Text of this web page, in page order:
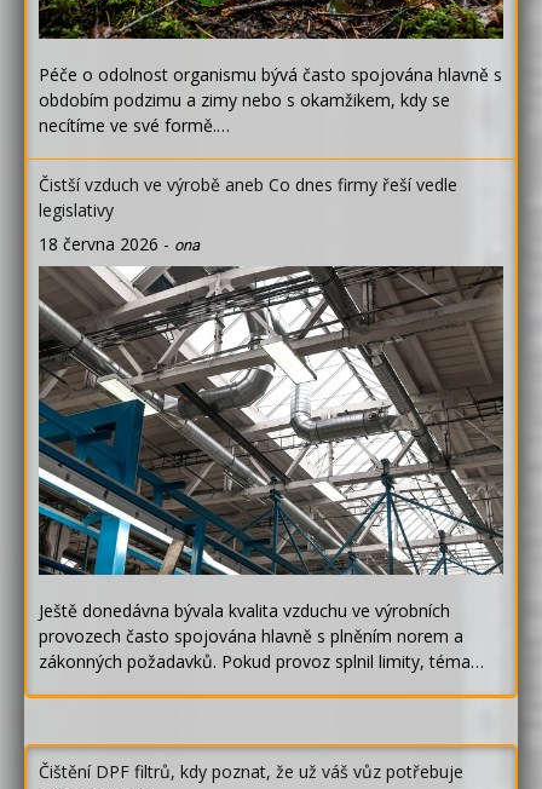
Péče o odolnost organismu bývá často spojována hlavně s
obdobím podzimu a zimy nebo s okamžikem, kdy se
necítíme ve své formě.…
Čistší vzduch ve výrobě aneb Co dnes firmy řeší vedle
legislativy
18 června 2026 - ona
Ještě donedávna bývala kvalita vzduchu ve výrobních
provozech často spojována hlavně s plněním norem a
zákonných požadavků. Pokud provoz splnil limity, téma…
Čištění DPF filtrů, kdy poznat, že už váš vůz potřebuje